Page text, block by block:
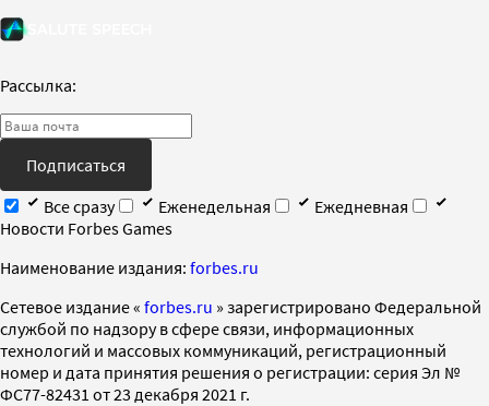
Рассылка:
Подписаться
Все сразу
Еженедельная
Ежедневная
Новости Forbes Games
Наименование издания: forbes.ru
Cетевое издание « forbes.ru » зарегистрировано Федеральной
службой по надзору в сфере связи, информационных
технологий и массовых коммуникаций, регистрационный
номер и дата принятия решения о регистрации: серия Эл №
ФС77-82431 от 23 декабря 2021 г.